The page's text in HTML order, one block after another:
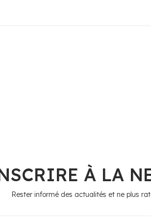
À LA
Rester informé des actualités et ne plus